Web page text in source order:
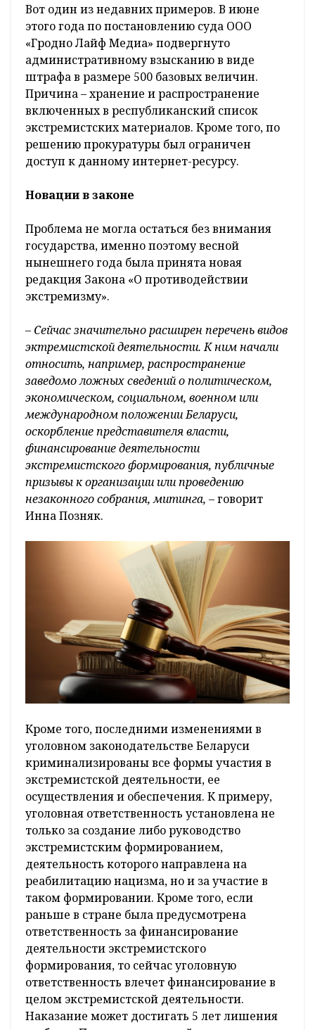
Вот один из недавних примеров. В июне
этого года по постановлению суда ООО
«Гродно Лайф Медиа» подвергнуто
административному взысканию в виде
штрафа в размере 500 базовых величин.
Причина – хранение и распространение
включенных в республиканский список
экстремистских материалов. Кроме того, по
решению прокуратуры был ограничен
доступ к данному интернет-ресурсу.
Новации в законе
Проблема не могла остаться без внимания
государства, именно поэтому весной
нынешнего года была принята новая
редакция Закона «О противодействии
экстремизму».
– Сейчас значительно расширен перечень видов
эктремистской деятельности. К ним начали
относить, например, распространение
заведомо ложных сведений о политическом,
экономическом, социальном, военном или
международном положении Беларуси,
оскорбление представителя власти,
финансирование деятельности
экстремистского формирования, публичные
призывы к организации или проведению
незаконного собрания, митинга, –говорит
Инна Позняк.
Кроме того, последними изменениями в
уголовном законодательстве Беларуси
криминализированы все формы участия в
экстремистской деятельности, ее
осуществления и обеспечения. К примеру,
уголовная ответственность установлена не
только за создание либо руководство
экстремистским формированием,
деятельность которого направлена на
реабилитацию нацизма, но и за участие в
таком формировании. Кроме того, если
раньше в стране была предусмотрена
ответственность за финансирование
деятельности экстремистского
формирования, то сейчас уголовную
ответственность влечет финансирование в
целом экстремистской деятельности.
Наказание может достигать 5 лет лишения